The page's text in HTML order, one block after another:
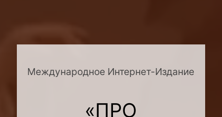
Международное Интернет-Издание
«ПРО